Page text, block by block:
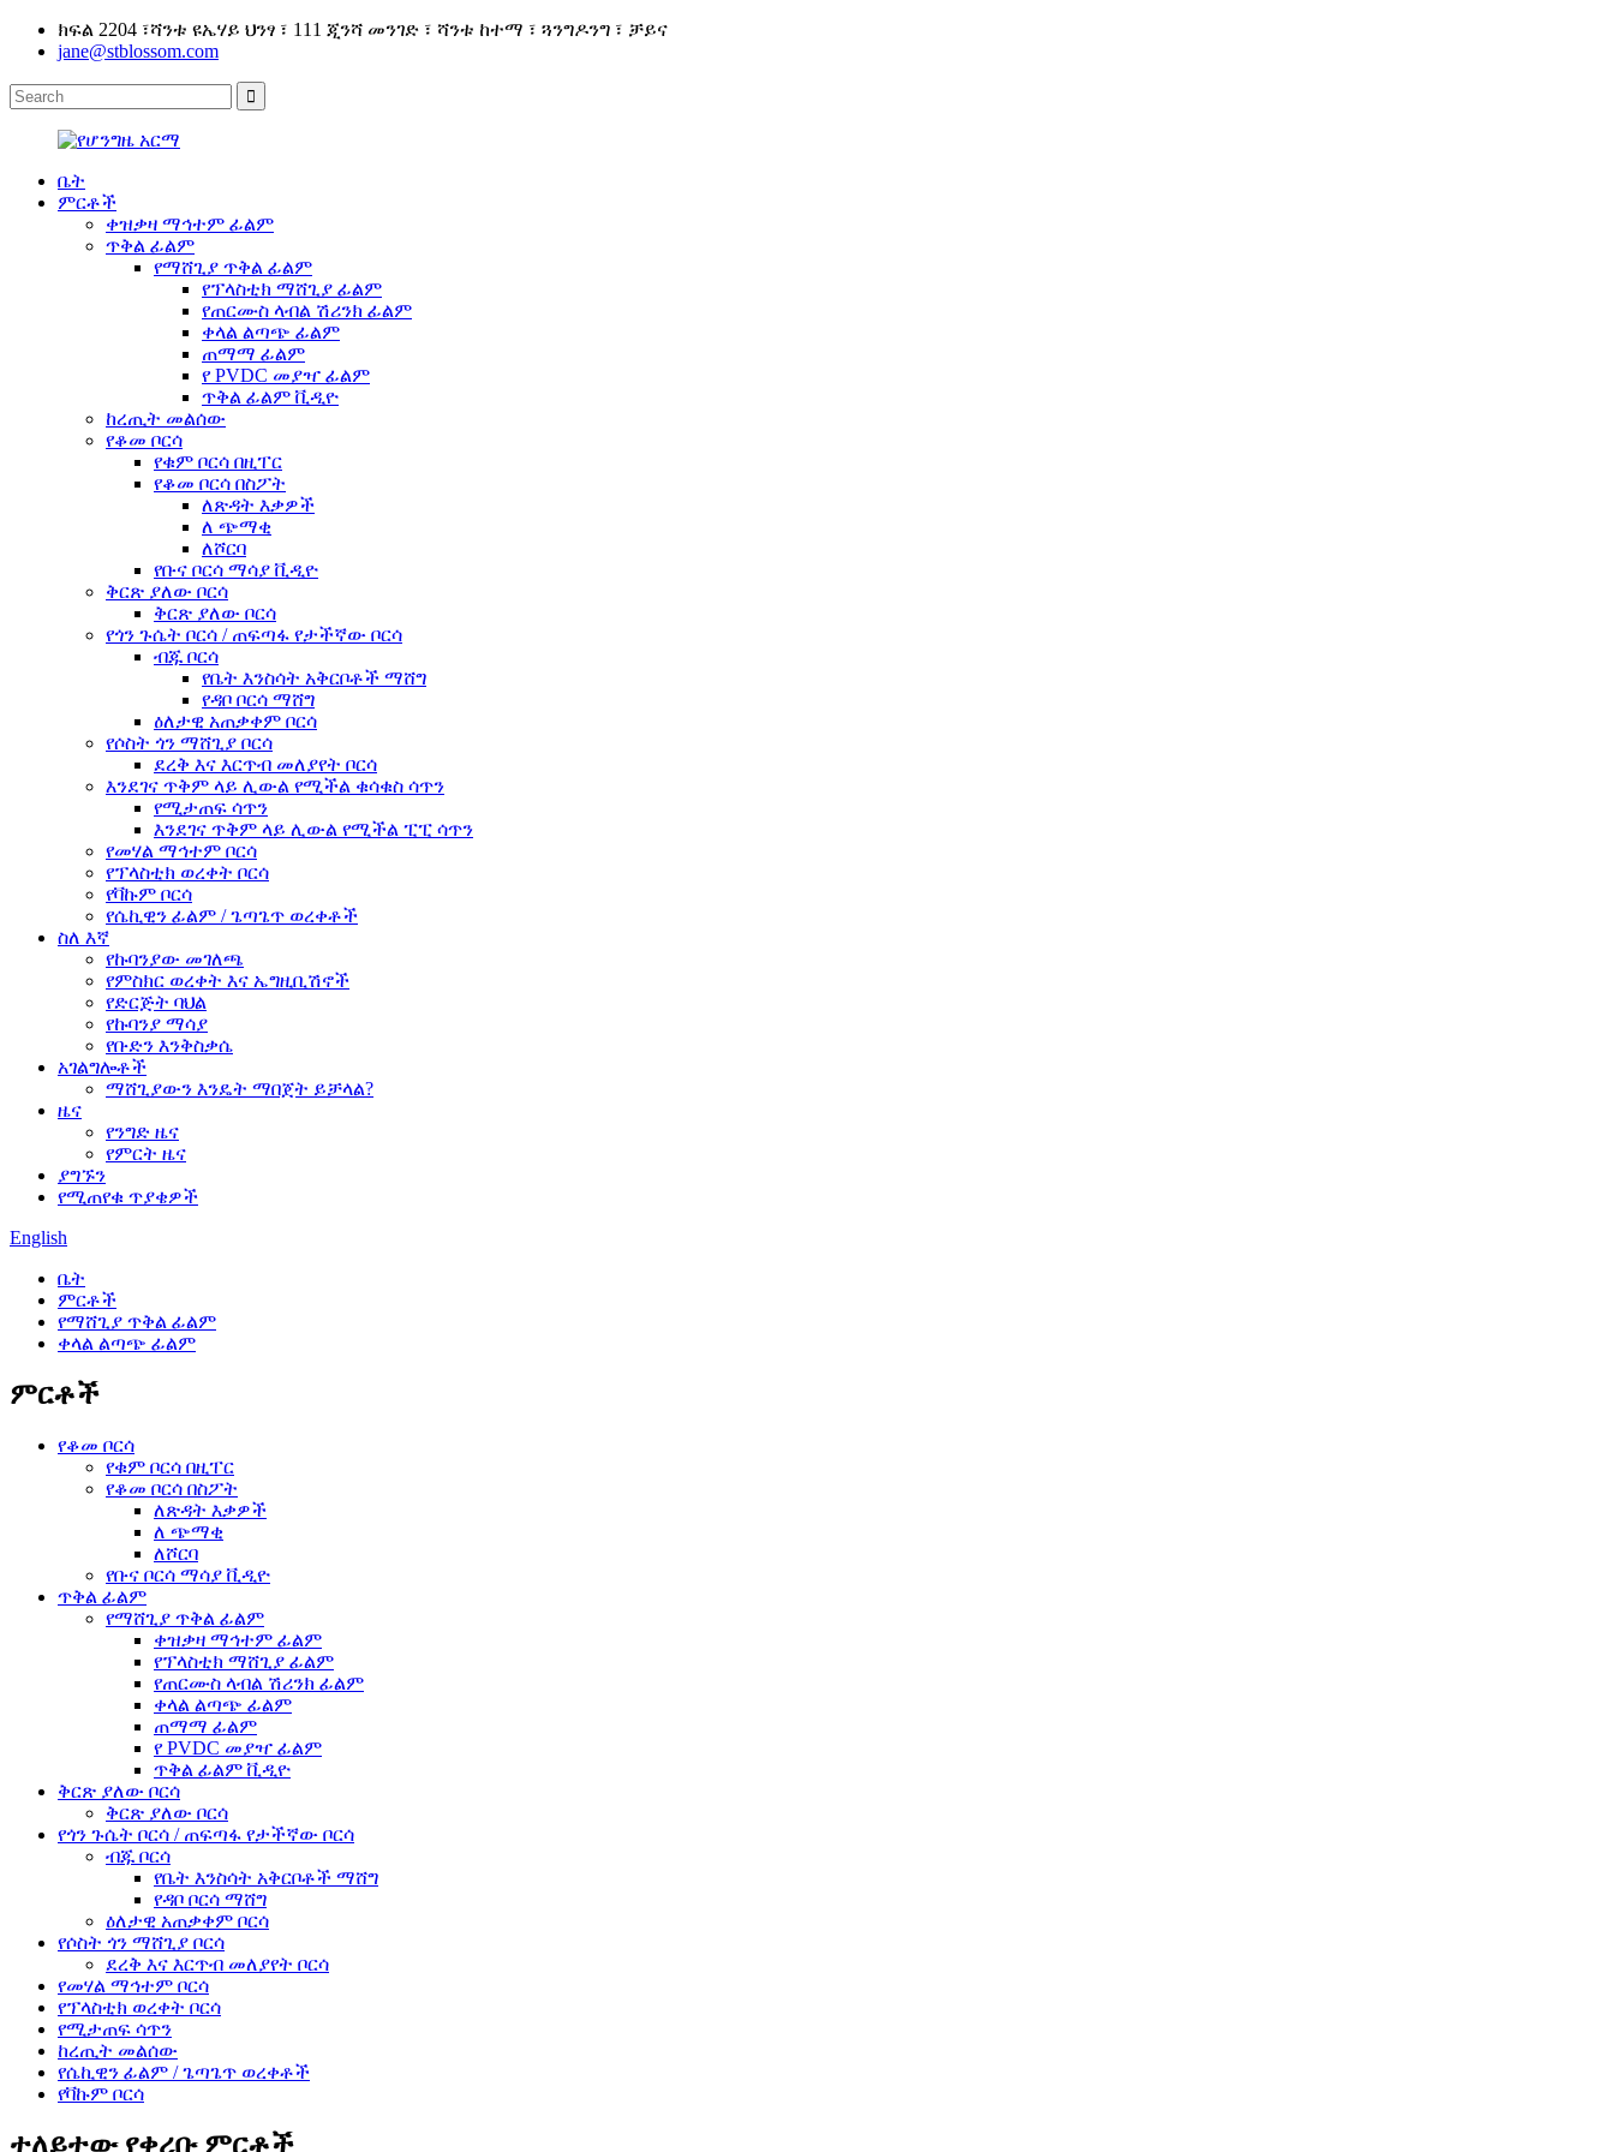
ክፍል 2204 ፣ሻንቱ ዩኤሃይ ህንፃ ፣ 111 ጂንሻ መንገድ ፣ ሻንቱ ከተማ ፣ ጓንግዶንግ ፣ ቻይና
jane@stblossom.com
ቤት
ምርቶች
ቀዝቃዛ ማኅተም ፊልም
ጥቅል ፊልም
የማሸጊያ ጥቅል ፊልም
የፕላስቲክ ማሸጊያ ፊልም
የጠርሙስ ላብል ሽሪንክ ፊልም
ቀላል ልጣጭ ፊልም
ጠማማ ፊልም
የ PVDC መያዣ ፊልም
ጥቅል ፊልም ቪዲዮ
ከረጢት መልሰው
የቆመ ቦርሳ
የቁም ቦርሳ በዚፐር
የቆመ ቦርሳ በስፖት
ለጽዳት እቃዎች
ለ ጭማቂ
ለሾርባ
የቡና ቦርሳ ማሳያ ቪዲዮ
ቅርጽ ያለው ቦርሳ
ቅርጽ ያለው ቦርሳ
የጎን ጉሴት ቦርሳ / ጠፍጣፋ የታችኛው ቦርሳ
ብጁ ቦርሳ
የቤት እንስሳት አቅርቦቶች ማሸግ
የዳቦ ቦርሳ ማሸግ
ዕለታዊ አጠቃቀም ቦርሳ
የሶስት ጎን ማሸጊያ ቦርሳ
ደረቅ እና እርጥብ መለያየት ቦርሳ
እንደገና ጥቅም ላይ ሊውል የሚችል ቁሳቁስ ሳጥን
የሚታጠፍ ሳጥን
እንደገና ጥቅም ላይ ሊውል የሚችል ፒፒ ሳጥን
የመሃል ማኅተም ቦርሳ
የፕላስቲክ ወረቀት ቦርሳ
የቫኩም ቦርሳ
የሴኪዊን ፊልም / ጌጣጌጥ ወረቀቶች
ስለ እኛ
የኩባንያው መገለጫ
የምስክር ወረቀት እና ኤግዚቢሽኖች
የድርጅት ባህል
የኩባንያ ማሳያ
የቡድን እንቅስቃሴ
አገልግሎቶች
ማሸጊያውን እንዴት ማበጀት ይቻላል?
ዜና
የንግድ ዜና
የምርት ዜና
ያግኙን
የሚጠየቁ ጥያቄዎች
English
ቤት
ምርቶች
የማሸጊያ ጥቅል ፊልም
ቀላል ልጣጭ ፊልም
ምርቶች
የቆመ ቦርሳ
የቁም ቦርሳ በዚፐር
የቆመ ቦርሳ በስፖት
ለጽዳት እቃዎች
ለ ጭማቂ
ለሾርባ
የቡና ቦርሳ ማሳያ ቪዲዮ
ጥቅል ፊልም
የማሸጊያ ጥቅል ፊልም
ቀዝቃዛ ማኅተም ፊልም
የፕላስቲክ ማሸጊያ ፊልም
የጠርሙስ ላብል ሽሪንክ ፊልም
ቀላል ልጣጭ ፊልም
ጠማማ ፊልም
የ PVDC መያዣ ፊልም
ጥቅል ፊልም ቪዲዮ
ቅርጽ ያለው ቦርሳ
ቅርጽ ያለው ቦርሳ
የጎን ጉሴት ቦርሳ / ጠፍጣፋ የታችኛው ቦርሳ
ብጁ ቦርሳ
የቤት እንስሳት አቅርቦቶች ማሸግ
የዳቦ ቦርሳ ማሸግ
ዕለታዊ አጠቃቀም ቦርሳ
የሶስት ጎን ማሸጊያ ቦርሳ
ደረቅ እና እርጥብ መለያየት ቦርሳ
የመሃል ማኅተም ቦርሳ
የፕላስቲክ ወረቀት ቦርሳ
የሚታጠፍ ሳጥን
ከረጢት መልሰው
የሴኪዊን ፊልም / ጌጣጌጥ ወረቀቶች
የቫኩም ቦርሳ
ተለይተው የቀረቡ ምርቶች